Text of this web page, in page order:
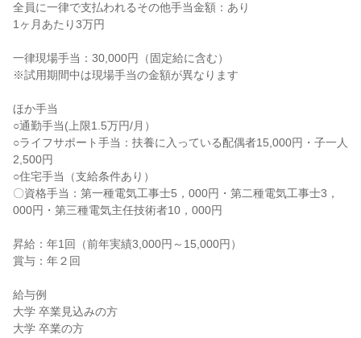
全員に一律で支払われるその他手当金額：あり
1ヶ月あたり3万円
一律現場手当：30,000円（固定給に含む）
※試用期間中は現場手当の金額が異なります
ほか手当
○通勤手当(上限1.5万円/月）
○ライフサポート手当：扶養に入っている配偶者15,000円・子一人
2,500円
○住宅手当（支給条件あり）
〇資格手当：第一種電気工事士5，000円・第二種電気工事士3，
000円・第三種電気主任技術者10，000円
昇給：年1回（前年実績3,000円～15,000円）
賞与：年２回
給与例
大学 卒業見込みの方
大学 卒業の方